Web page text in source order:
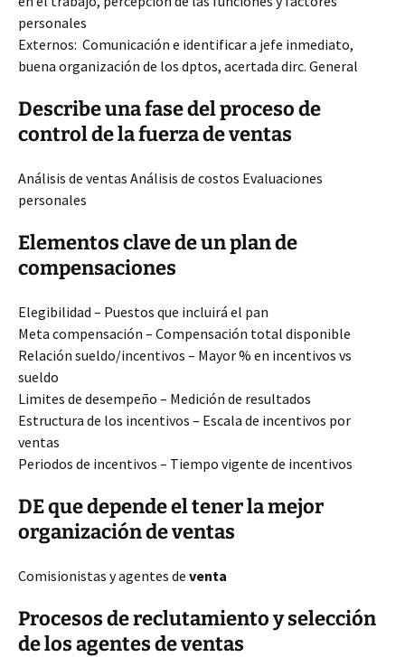
personales
Externos: Comunicación e identificar a jefe inmediato,
buena organización de los dptos, acertada dirc. General
Describe una fase del proceso de
control de la fuerza de ventas
Análisis de ventas Análisis de costos Evaluaciones
personales
Elementos clave de un plan de
compensaciones
Elegibilidad – Puestos que incluirá el pan
Meta compensación – Compensación total disponible
Relación sueldo/incentivos – Mayor % en incentivos vs
sueldo
Limites de desempeño – Medición de resultados
Estructura de los incentivos – Escala de incentivos por
ventas
Periodos de incentivos – Tiempo vigente de incentivos
DE que depende el tener la mejor
organización de ventas
Comisionistas y agentes de venta
Procesos de reclutamiento y selección
de los agentes de ventas